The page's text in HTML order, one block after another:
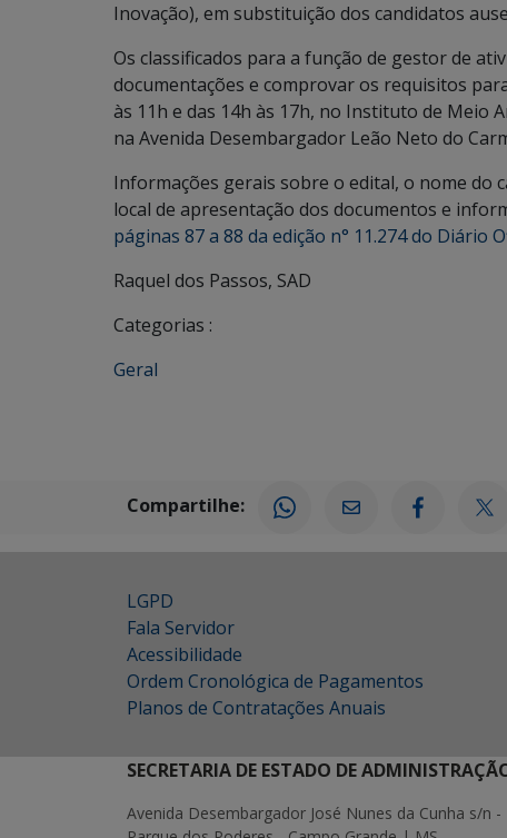
Inovação), em substituição dos candidatos
Os classificados para a função de gestor de
documentações e comprovar os requisitos
às 11h e das 14h às 17h, no Instituto de Meio
na Avenida Desembargador Leão Neto do
Informações gerais sobre o edital, o nome do
local de apresentação dos documentos e
páginas 87 a 88 da edição n° 11.274 do Diário
Raquel dos Passos, SAD
Categorias :
Geral
Compartilhe:
LGPD
Fala Servidor
Acessibilidade
Ordem Cronológica de Pagamentos
Planos de Contratações Anuais
SECRETARIA DE ESTADO DE
Avenida Desembargador José Nunes da Cunha s/n -